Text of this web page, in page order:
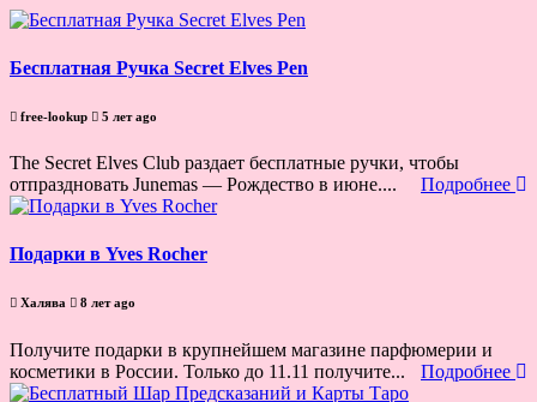
Бесплатная Ручка Secret Elves Pen
free-lookup 5 лет ago
The Secret Elves Club раздает бесплатные ручки, чтобы
отпраздновать Junemas — Рождество в июне....
Подробнее
Подарки в Yves Rocher
Халява 8 лет ago
Получите подарки в крупнейшем магазине парфюмерии и
косметики в России. Только до 11.11 получите...
Подробнее